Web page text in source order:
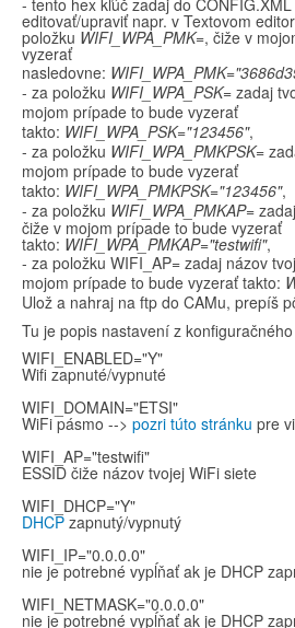
- tento hex kľúč zadaj do
editovať/upraviť napr. v Textovom
položku WIFI_WPA_PMK=, čiže v
vyzerať
nasledovne: WIFI_WPA_PMK="
- za položku WIFI_WPA_PSK= zadaj
mojom prípade to bude vyzerať
takto: WIFI_WPA_PSK="123456",
- za položku WIFI_WPA_PMKPSK=
mojom prípade to bude vyzerať
takto: WIFI_WPA_PMKPSK="123456",
- za položku WIFI_WPA_PMKAP=
čiže v mojom prípade to bude vyzerať
takto: WIFI_WPA_PMKAP="testwifi",
- za položku WIFI_AP= zadaj názov
mojom prípade to bude vyzerať takto:
Ulož a nahraj na ftp do CAMu, prepíš
Tu je popis nastavení z
WIFI_ENABLED="Y"
Wifi zapnuté/vypnuté
WIFI_DOMAIN="ETSI"
WiFi pásmo --> pozri túto stránku pre
WIFI_AP="testwifi"
ESSID čiže názov tvojej WiFi siete
WIFI_DHCP="Y"
DHCP zapnutý/vypnutý
WIFI_IP="0.0.0.0"
nie je potrebné vypĺňať ak je DHCP
WIFI_NETMASK="0.0.0.0"
nie je potrebné vypĺňať ak je DHCP